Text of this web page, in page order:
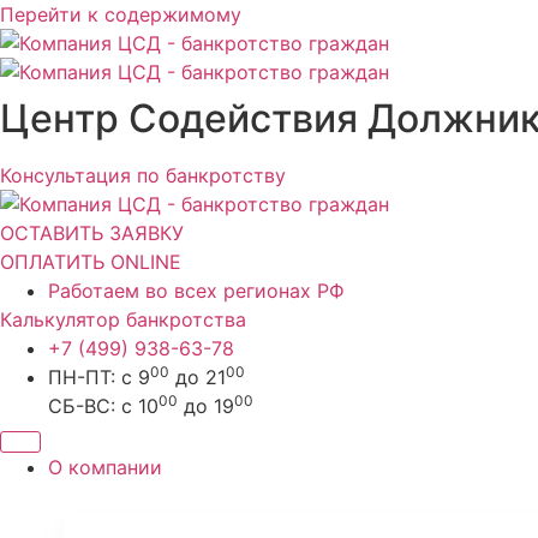
Перейти к содержимому
Центр Содействия
Консультация по банкротству
ОСТАВИТЬ ЗАЯВКУ
ОПЛАТИТЬ ONLINE
Работаем во всех регионах РФ
Калькулятор банкротства
+7 (499) 938-63-78
ПН-ПТ: с 900 до 2100
СБ-ВС: с 1000 до 1900
О компании